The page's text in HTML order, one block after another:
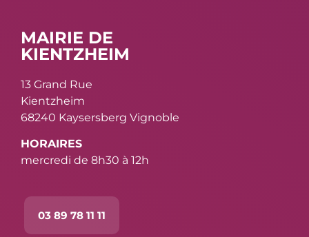
MAIRIE DE
KIENTZHEIM
13 Grand Rue
Kientzheim
68240 Kaysersberg Vignoble
HORAIRES
mercredi de 8h30 à 12h
03 89 78 11 11